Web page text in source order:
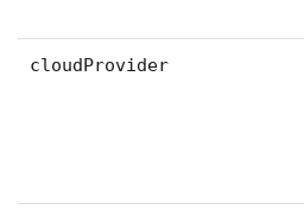
cloudProvider